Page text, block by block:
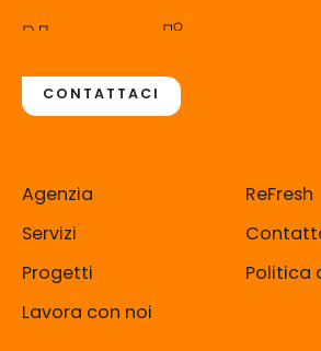
Non vediamo
l'ora di
CONTATTACI
Agenzia
Servizi
Progetti
Lavora con noi
ReFresh
Politica